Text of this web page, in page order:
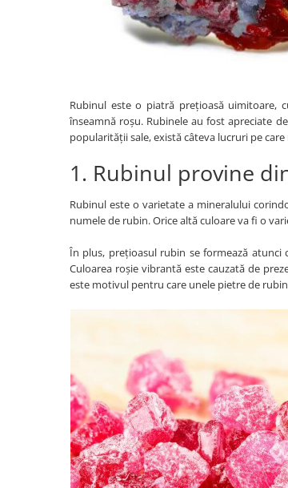
Bijuterii piatra lunii
Bijuterii piatra soarelui
Bijuterii rodocrozit
Bijuterii safir
Bijuterii smarald
Bijuterii sodalit
Bijuterii spinel
Bijuterii turcoaz
Bijuterii turmaline
Bijuterii morganit
Rubinul este o piatră prețioasă uimitoare,
înseamnă roșu. Rubinele au fost apreciate
popularității sale, există câteva lucruri pe
1. Rubinul provine
Rubinul este o varietate a mineralului
numele de rubin. Orice altă culoare va fi o
În plus, prețioasul rubin se formează
Culoarea roșie vibrantă este cauzată de
este motivul pentru care unele pietre de